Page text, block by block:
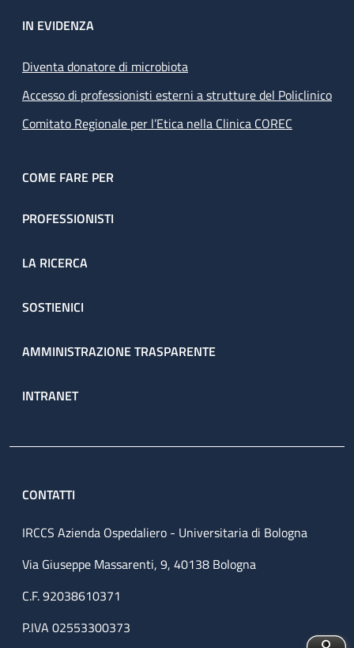
IN EVIDENZA
Diventa donatore di microbiota
Accesso di professionisti esterni a strutture del Policlinico
Comitato Regionale per l’Etica nella Clinica COREC
COME FARE PER
PROFESSIONISTI
LA RICERCA
SOSTIENICI
AMMINISTRAZIONE TRASPARENTE
INTRANET
CONTATTI
IRCCS Azienda Ospedaliero - Universitaria di Bologna
Via Giuseppe Massarenti, 9, 40138 Bologna
C.F. 92038610371
P.IVA 02553300373